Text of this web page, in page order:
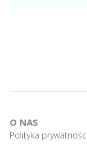
O NAS
Polityka prywatności